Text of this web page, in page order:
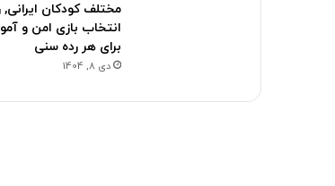
مختلف کودکان ایرانی,
انتخاب بازی امن و
برای هر رده سنی
دی 8, 1404